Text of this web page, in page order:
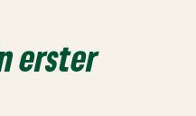
erster